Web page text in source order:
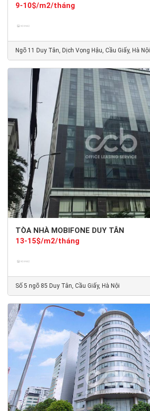
9-10$/m2/tháng
Ngõ 11 Duy Tân, Dịch Vọng Hậu, Cầu Giấy, Hà Nội
TÒA NHÀ MOBIFONE DUY TÂN
13-15$/m2/tháng
Số 5 ngõ 85 Duy Tân, Cầu Giấy, Hà Nội